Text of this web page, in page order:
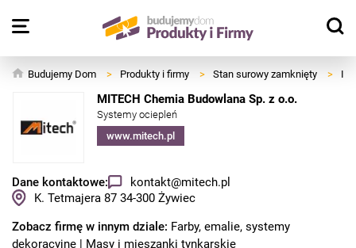
Budujemy Dom > Produkty i firmy > Stan surowy zamknięty >
MITECH Chemia Budowlana Sp. z o.o.
Systemy ociepleń
www.mitech.pl
Dane kontaktowe:
kontakt@mitech.pl
K. Tetmajera 87 34-300 Żywiec
Zobacz firmę w innym dziale: Farby, emalie, systemy
dekoracyjne
Masy i mieszanki tynkarskie